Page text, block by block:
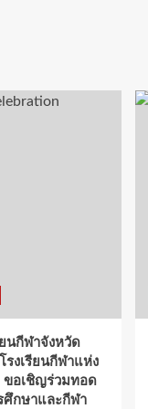
ยนกีฬาจังหวัด
งเรียนกีฬาแห่ง
ขอเชิญร่วมทอด
ศึกษาและกีฬา